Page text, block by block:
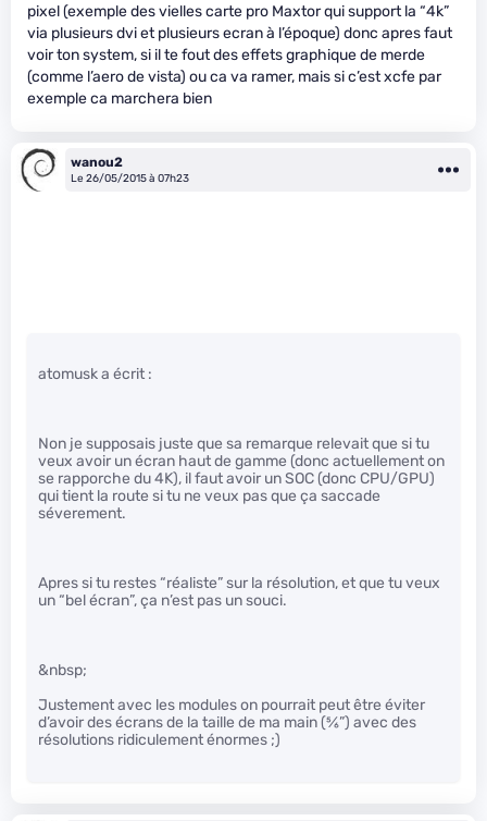
pixel (exemple des vielles carte pro Maxtor qui support la “4k”
via plusieurs dvi et plusieurs ecran à l’époque) donc apres faut
voir ton system, si il te fout des effets graphique de merde
(comme l’aero de vista) ou ca va ramer, mais si c’est xcfe par
exemple ca marchera bien
wanou2
Le 26/05/2015 à 07h23
atomusk a écrit :
Non je supposais juste que sa remarque relevait que si tu
veux avoir un écran haut de gamme (donc actuellement on
se rapporche du 4K), il faut avoir un SOC (donc CPU/GPU)
qui tient la route si tu ne veux pas que ça saccade
séverement.
Apres si tu restes “réaliste” sur la résolution, et que tu veux
un “bel écran”, ça n’est pas un souci.
&nbsp;
Justement avec les modules on pourrait peut être éviter
d’avoir des écrans de la taille de ma main (5⁄6”) avec des
résolutions ridiculement énormes ;)